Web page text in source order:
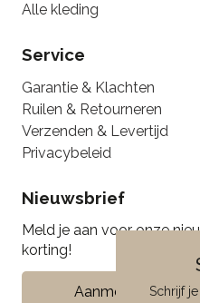
Schrijf
Alle kleding
Service
Garantie & Klachten
Ruilen & Retourneren
Verzenden & Levertijd
Privacybeleid
Nieuwsbrief
Meld je aan voor onze
korting!
Aanmelden